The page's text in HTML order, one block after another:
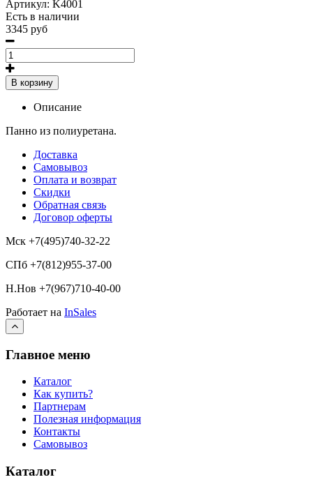
Артикул: K4001
Есть в наличии
3345 руб
В корзину
Описание
Панно из полиуретана.
Доставка
Самовывоз
Оплата и возврат
Скидки
Обратная связь
Договор оферты
Мск +7(495)740-32-22
СПб +7(812)955-37-00
Н.Нов +7(967)710-40-00
Работает на InSales
Главное меню
Каталог
Как купить?
Партнерам
Полезная информация
Контакты
Самовывоз
Каталог